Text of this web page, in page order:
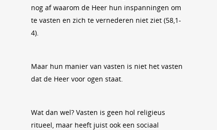
nog af waarom de Heer hun inspanningen om
te vasten en zich te vernederen niet ziet (58,1-
4).
Maar hun manier van vasten is niet het vasten
dat de Heer voor ogen staat.
Wat dan wel? Vasten is geen hol religieus
ritueel, maar heeft juist ook een sociaal